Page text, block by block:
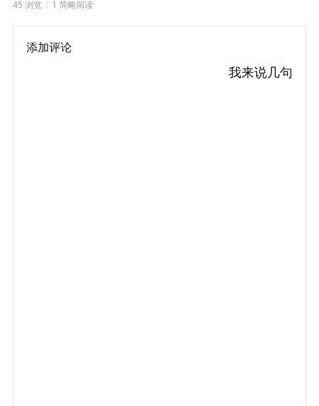
45 浏览 1 简略阅读
添加评论
我来说几句